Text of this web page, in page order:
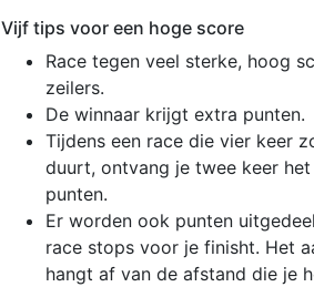
Vijf tips voor een hoge score
Race tegen veel sterke, hoog
zeilers.
De winnaar krijgt extra punten.
Tijdens een race die vier keer
duurt, ontvang je twee keer
punten.
Er worden ook punten
race stops voor je finisht. Het
hangt af van de afstand die je